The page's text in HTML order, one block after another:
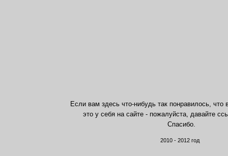
Если вам здесь что-нибудь так понравилось, что
это у себя на сайте - пожалуйста, давайте
Спасибо.
2010 - 2012 год